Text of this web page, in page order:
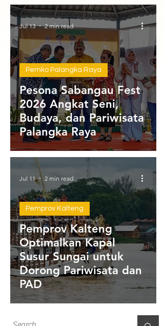
Pesona Sabangau Fest
2026 Angkat Seni,
Budaya, dan Pariwisata
Palangka Raya
Pemko Palangka Raya
Jul 13 2 min read
Pemprov Kalteng
Optimalkan Kapal
Susur Sungai untuk
Dorong Pariwisata dan
PAD
Pemprov Kalteng
Jul 11 2 min read